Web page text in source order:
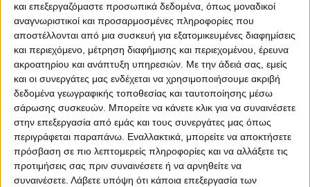
και επεξεργαζόμαστε προσωπικά δεδομένα, όπως μοναδικοί
αναγνωριστικοί και προσαρμοσμένες πληροφορίες που
αποστέλλονται από μια συσκευή για εξατομικευμένες διαφημίσεις
και περιεχόμενο, μέτρηση διαφήμισης και περιεχομένου, έρευνα
ακροατηρίου και ανάπτυξη υπηρεσιών. Με την άδειά σας, εμείς
και οι συνεργάτες μας ενδέχεται να χρησιμοποιήσουμε ακριβή
δεδομένα γεωγραφικής τοποθεσίας και ταυτοποίησης μέσω
σάρωσης συσκευών. Μπορείτε να κάνετε κλικ για να συναινέσετε
στην επεξεργασία από εμάς και τους συνεργάτες μας όπως
περιγράφεται παραπάνω. Εναλλακτικά, μπορείτε να αποκτήσετε
πρόσβαση σε πιο λεπτομερείς πληροφορίες και να αλλάξετε τις
προτιμήσεις σας πριν συναινέσετε ή να αρνηθείτε να
συναινέσετε. Λάβετε υπόψη ότι κάποια επεξεργασία των
About Offradio Business Class Terms & Conditions
Privacy Policy
Designed & developed byporcupine colors&Fotis Alexandrou